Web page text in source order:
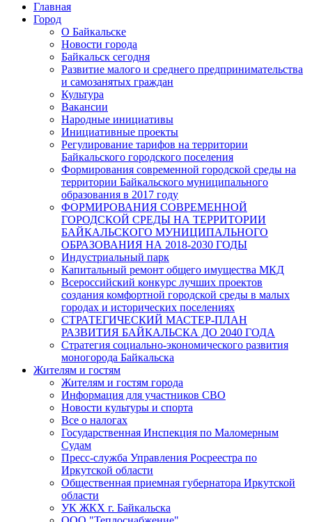
Главная
Город
О Байкальске
Новости города
Байкальск сегодня
Развитие малого и среднего предпринимательства
и самозанятых граждан
Культура
Вакансии
Народные инициативы
Инициативные проекты
Регулирование тарифов на территории
Байкальского городского поселения
Формирования современной городской среды на
территории Байкальского муниципального
образования в 2017 году
ФОРМИРОВАНИЯ СОВРЕМЕННОЙ
ГОРОДСКОЙ СРЕДЫ НА ТЕРРИТОРИИ
БАЙКАЛЬСКОГО МУНИЦИПАЛЬНОГО
ОБРАЗОВАНИЯ НА 2018-2030 ГОДЫ
Индустриальный парк
Капитальный ремонт общего имущества МКД
Всероссийский конкурс лучших проектов
создания комфортной городской среды в малых
городах и исторических поселениях
СТРАТЕГИЧЕСКИЙ МАСТЕР-ПЛАН
РАЗВИТИЯ БАЙКАЛЬСКА ДО 2040 ГОДА
Стратегия социально-экономического развития
моногорода Байкальска
Жителям и гостям
Жителям и гостям города
Информация для участников СВО
Новости культуры и спорта
Все о налогах
Государственная Инспекция по Маломерным
Судам
Пресс-служба Управления Росреестра по
Иркутской области
Общественная приемная губернатора Иркутской
области
УК ЖКХ г. Байкальска